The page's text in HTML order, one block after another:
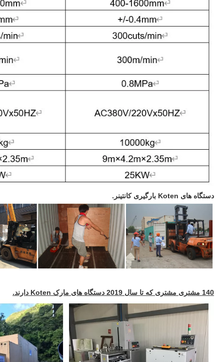
دستگاه های Koten بارگیری کانتینر.
140 مشتری مشتری که تا سال 2019 دستگاه های مارک Koten دارند.